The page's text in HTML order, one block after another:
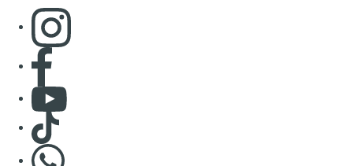
Consulter page Instagram
Consulter page Facebook
Consulter Youtube
Consulter TikTok